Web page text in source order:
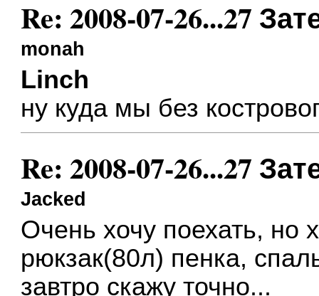
Re: 2008-07-26...27
monah
Linch
ну куда мы без
Re: 2008-07-26...27
Jacked
Очень хочу поехать, но
рюкзак(80л) пенка,
завтро скажу точно...